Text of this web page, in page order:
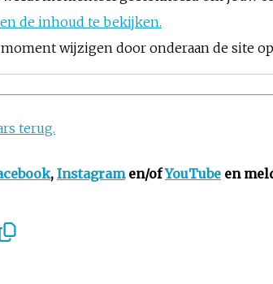
de inhoud te bekijken.
moment wijzigen door onderaan de site
terug.
, Instagramen/ofYouTube en